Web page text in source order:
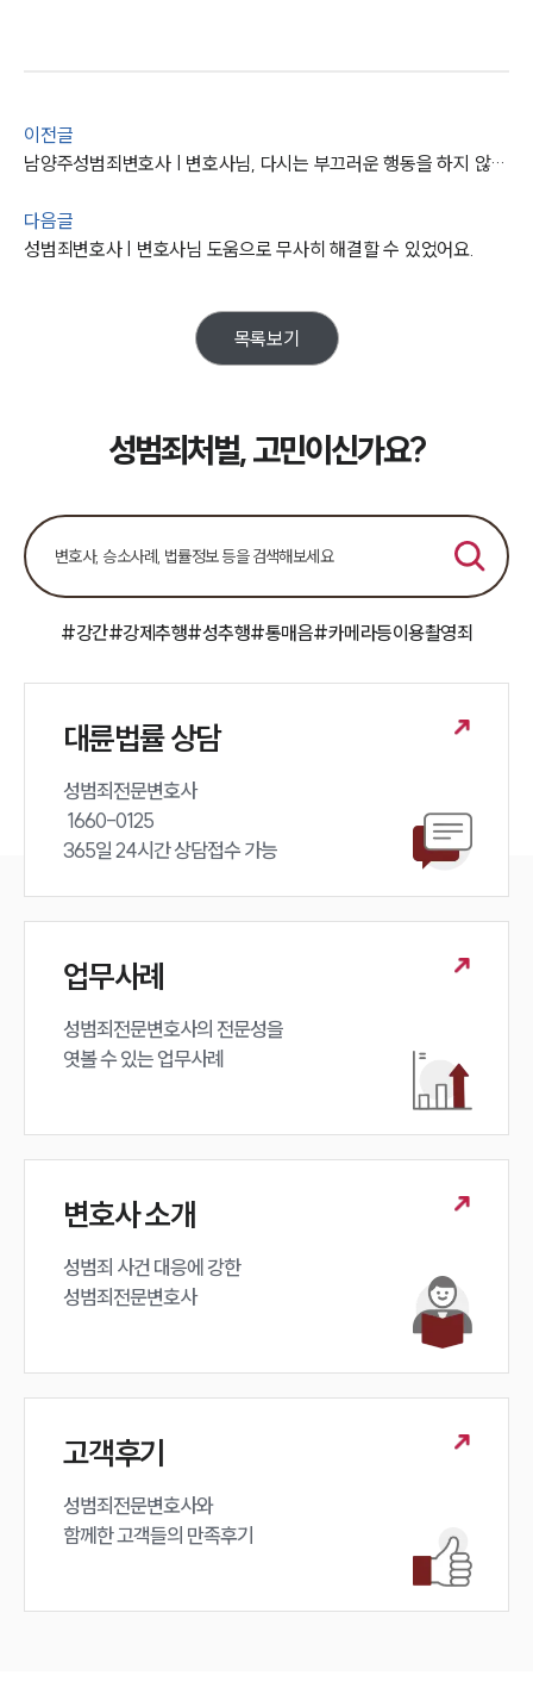
성범죄대응부 업무
전체
구성원 소개
소식/자료
언론보도
공지사항
법률 블로그
법률서식
뉴스레터/브로슈어
세미나
대륜법률상담예약
이전글
남양주성범죄변호사 | 변호사님, 다시는 부끄러운 행동을 하지 않겠습니다.
다음글
성범죄변호사 | 변호사님 도움으로 무사히 해결할 수 있었어요.
목록보기
성범죄처벌, 고민이신가요?
#강간#강제추행#성추행#통매음#카메라등이용촬영죄
대륜법률 상담
성범죄전문변호사
365일 24시간 상담접수 가능
업무사례
성범죄전문변호사의 전문성을
엿볼 수 있는 업무사례
변호사 소개
성범죄 사건 대응에 강한
성범죄전문변호사
고객후기
성범죄전문변호사와
함께한 고객들의 만족후기